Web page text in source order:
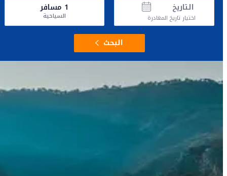
التاريخ
اختيار تاريخ المغادرة
1 مسافر
السياحية
البحث